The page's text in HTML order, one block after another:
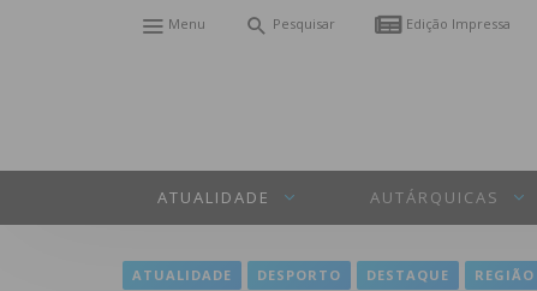
Menu Pesquisar Edição Impressa
ATUALIDADE AUTÁRQUICAS
ATUALIDADE DESPORTO DESTAQUE REGIÃO